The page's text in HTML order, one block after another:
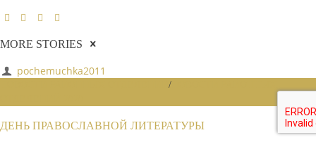
MORE STORIES
pochemuchka2011
/
ДЕНЬ ПРАВОСЛАВНОЙ ЛИТЕРАТУРЫ